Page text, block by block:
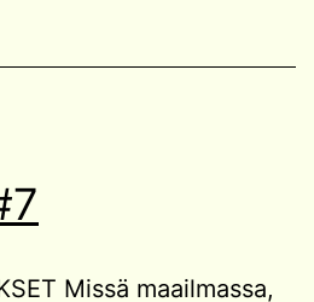
Missä maailmassa,